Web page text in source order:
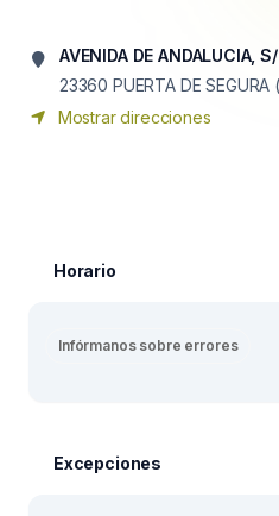
AVENIDA DE ANDALUCIA,
23360 PUERTA DE SEGURA
Mostrar direcciones
Horario
Infórmanos sobre errores
Excepciones